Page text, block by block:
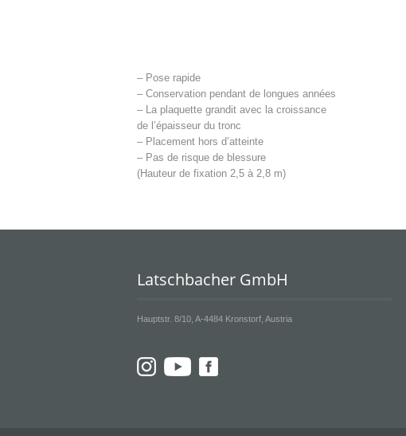
– Pose rapide
– Conservation pendant de longues années
– La plaquette grandit avec la croissance
de l’épaisseur du tronc
– Placement hors d’atteinte
– Pas de risque de blessure
(Hauteur de fixation 2,5 à 2,8 m)
Latschbacher GmbH
Hauptstr. 8/10, A-4484 Kronstorf, Austria